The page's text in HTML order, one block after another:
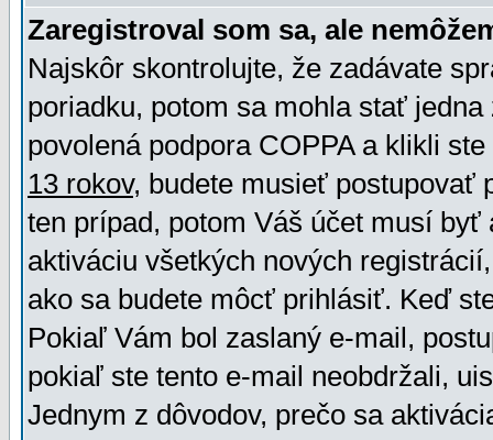
Zaregistroval som sa, ale
Najskôr skontrolujte, že zadávate
poriadku, potom sa mohla stať
povolená podpora COPPA a klikli
13 rokov, budete musieť postupovať
ten prípad, potom Váš účet musí
aktiváciu všetkých nových
ako sa budete môcť prihlásiť. Keď
Pokiaľ Vám bol zaslaný e-mail,
pokiaľ ste tento e-mail neobdržali,
Jednym z dôvodov, prečo sa